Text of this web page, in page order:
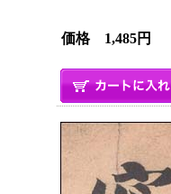
価格 1,485円